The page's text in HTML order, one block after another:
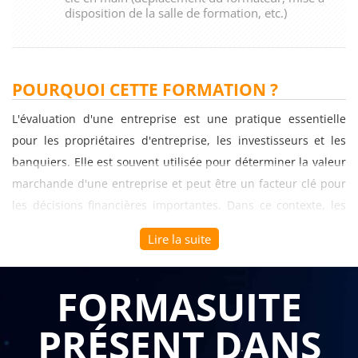
disposition de la salle de formation, etc.)
POURQUOI CETTE FORMATION ?
L'évaluation d'une entreprise est une pratique essentielle
pour les propriétaires d'entreprise, les investisseurs et les
banquiers. Elle est souvent utilisée pour déterminer la valeur
marchande d'une entreprise et peut être un facteur clé pour
les décisions financières importantes. Dans ce contexte, les
formations sur l'évaluation d'une entreprise sont devenues
de plus en plus populaires, car elles aident les professionnels
à comprendre les différentes méthodes d'évaluation d'une
entreprise, ainsi que les facteurs à prendre en compte lors de
l'évaluation.
Les formations sur l'évaluation d'une entreprise sont
Lire la suite
FORMASUITE
PRÉSENT DANS